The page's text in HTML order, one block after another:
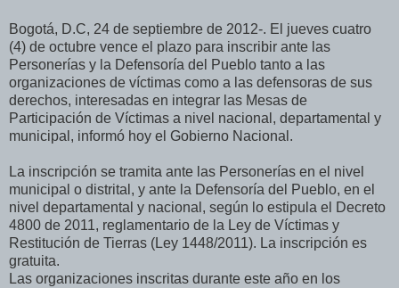
Bogotá, D.C, 24 de septiembre de 2012-. El jueves cuatro
(4) de octubre vence el plazo para inscribir ante las
Personerías y la Defensoría del Pueblo tanto a las
organizaciones de víctimas como a las defensoras de sus
derechos, interesadas en integrar las Mesas de
Participación de Víctimas a nivel nacional, departamental y
municipal, informó hoy el Gobierno Nacional.
La inscripción se tramita ante las Personerías en el nivel
municipal o distrital, y ante la Defensoría del Pueblo, en el
nivel departamental y nacional, según lo estipula el Decreto
4800 de 2011, reglamentario de la Ley de Víctimas y
Restitución de Tierras (Ley 1448/2011). La inscripción es
gratuita.
Las organizaciones inscritas durante este año en los